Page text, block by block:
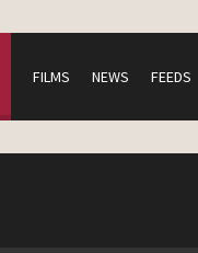
FILMS NEWS FEEDS